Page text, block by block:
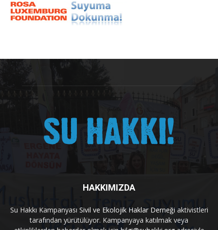
HAKKIMIZDA
Su Hakkı Kampanyası Sivil ve Ekolojik Haklar Derneği aktivistleri
tarafından yürütülüyor. Kampanyaya katılmak veya